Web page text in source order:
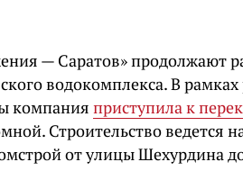
— Саратов» продолжают
водокомплекса. В
компания приступила к
Строительство ведется
от улицы Шехурдина